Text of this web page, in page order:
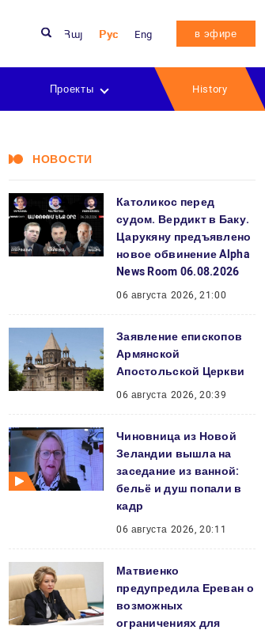
Հայ Рус Eng в эфире
Проекты History
НОВОСТИ
Католикос перед
судом. Вердикт в Баку.
Царукяну предъявлено
новое обвинение Alpha
News Room 06.08.2026
06 августа 2026, 21:00
Заявление епископов
Армянской
Апостольской Церкви
06 августа 2026, 20:39
Чиновница из Новой
Зеландии вышла на
заседание из ванной:
бельё и душ попали в
кадр
06 августа 2026, 20:11
Матвиенко
предупредила Ереван о
возможных
ограничениях для